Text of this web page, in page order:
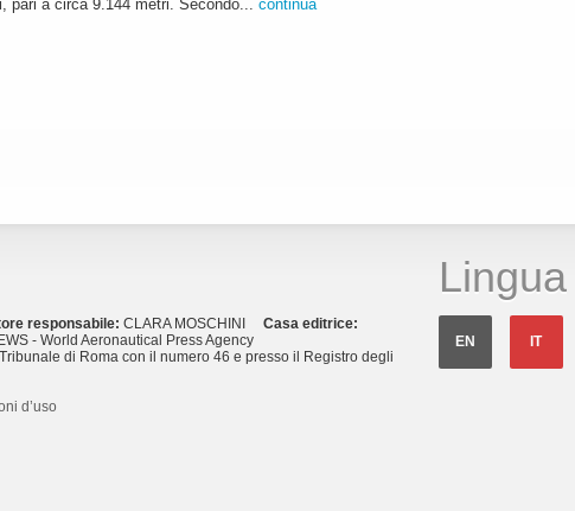
pari a circa 9.144 metri. Secondo... continua
responsabile: CLARA MOSCHINI Casa editrice:
- World Aeronautical Press Agency
di Roma con il numero 46 e presso il Registro degli
d’uso
Lingua
EN IT